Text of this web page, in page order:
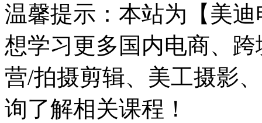
温馨提示：本站为【美
想学习更多国内电商、
营/拍摄剪辑、美工摄影
询了解相关课程！